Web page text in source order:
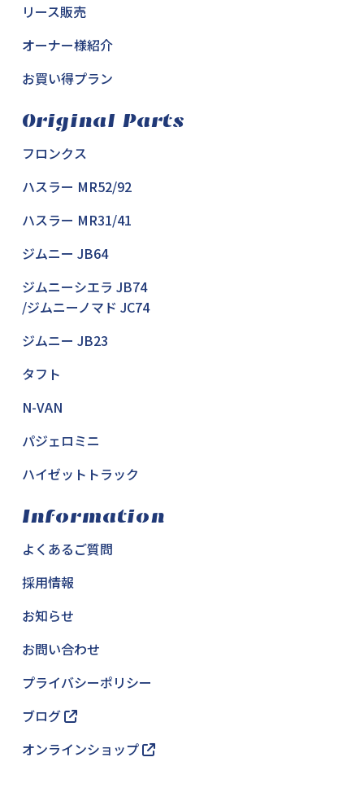
リース販売
オーナー様紹介
お買い得プラン
Original Parts
フロンクス
ハスラー MR52/92
ハスラー MR31/41
ジムニー JB64
ジムニーシエラ JB74
/ジムニーノマド JC74
ジムニー JB23
タフト
N-VAN
パジェロミニ
ハイゼットトラック
Information
よくあるご質問
採用情報
お知らせ
お問い合わせ
プライバシーポリシー
ブログ
オンラインショップ